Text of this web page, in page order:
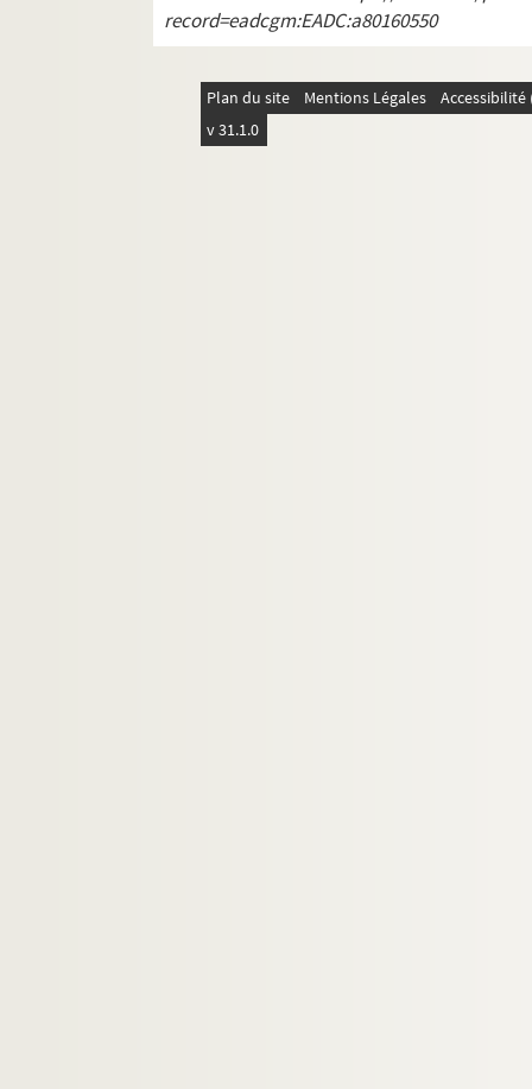
record=eadcgm:EADC:a80160550
Plan du site Mentions Légales
v 31.1.0